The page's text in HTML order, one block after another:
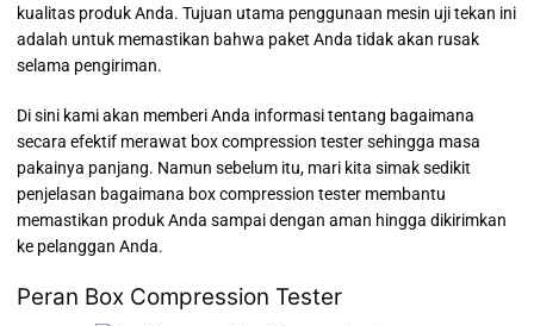
kualitas produk Anda. Tujuan utama penggunaan mesin uji tekan ini
adalah untuk memastikan bahwa paket Anda tidak akan rusak
selama pengiriman.
Di sini kami akan memberi Anda informasi tentang bagaimana
secara efektif merawat box compression tester sehingga masa
pakainya panjang. Namun sebelum itu, mari kita simak sedikit
penjelasan bagaimana box compression tester membantu
memastikan produk Anda sampai dengan aman hingga dikirimkan
ke pelanggan Anda.
Peran Box Compression Tester